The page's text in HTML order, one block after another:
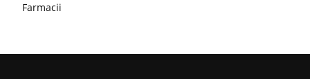
Farmacii